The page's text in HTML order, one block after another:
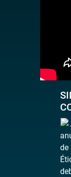
de